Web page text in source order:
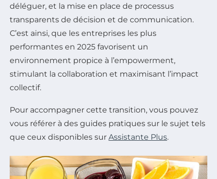
déléguer, et la mise en place de processus
transparents de décision et de communication.
C’est ainsi, que les entreprises les plus
performantes en 2025 favorisent un
environnement propice à l’empowerment,
stimulant la collaboration et maximisant l’impact
collectif.
Pour accompagner cette transition, vous pouvez
vous référer à des guides pratiques sur le sujet tels
que ceux disponibles sur Assistante Plus.